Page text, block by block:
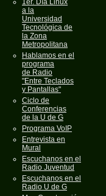
1er. Día Linux
a la
Universidad
Tecnológica de
la Zona
Metropolitana
Hablamos en el
programa
de Radio
"Entre Teclados
y Pantallas"
Ciclo de
Conferencias
de la U de G
Programa VoIP
Entrevista en
Mural
Escuchanos en el
Radio Juventud
Escuchanos en el
Radio U de G